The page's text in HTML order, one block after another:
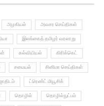
இலங்கைத் தமிழர் வரலாறு
கல்வியியல் கிரிக்கெட்
சமையல் சினிமா செய்திகள்
ட்ரெண்ட் மியூசிக்
தொழில் தொழில்நுட்பம்
பொழுதுபோக்கு